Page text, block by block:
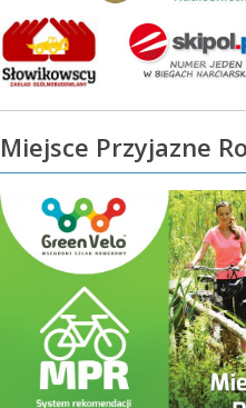
Miejsce Przyjazne